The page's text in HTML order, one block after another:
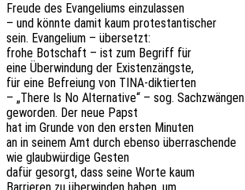
Freude des Evan­ge­li­ums einzulassen
– und könnte damit kaum protestantischer
sein. Evan­ge­li­um – übersetzt:
frohe Botschaft – ist zum Begriff für
eine Über­win­dung der Existenzängste,
für eine Befrei­ung von TINA-diktierten
– „There Is No Alter­na­ti­ve“ – sog. Sachzwängen
gewor­den. Der neue Papst
hat im Grunde von den ersten Minuten
an in seinem Amt durch ebenso überraschende
wie glaub­wür­di­ge Gesten
dafür gesorgt, dass seine Worte kaum
Barrie­ren zu über­win­den haben, um